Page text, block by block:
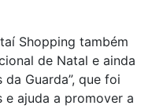
Shopping também
de Natal e ainda
Guarda”, que foi
e ajuda a promover a